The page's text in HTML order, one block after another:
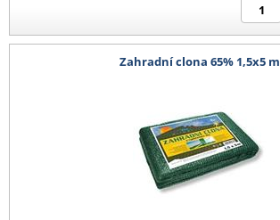
Zahradní clona 65% 1,5x5 m